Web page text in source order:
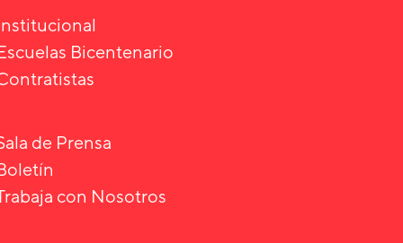
Bicentenario
de Prensa
con Nosotros